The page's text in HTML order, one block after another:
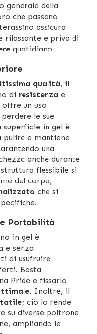
generale della
che passano
assicura
rilassante e priva di
quotidiano.
qualità, il
di resistenza e
un uso
le sue
in gel è
pulire e mantiene
una
anche durante
flessibile si
del corpo,
che si
Portabilità
in gel è
e senza
di usufruire
Basta
Pride e fissarlo
. Inoltre, il
; ciò lo rende
su diverse poltrone
ampliando le